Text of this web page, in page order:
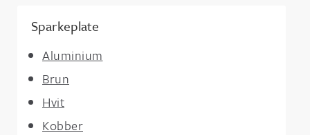
Sparkeplate
Aluminium
Brun
Hvit
Kobber